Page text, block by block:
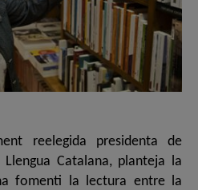
reelegida presidenta de
Llengua Catalana, planteja la
fomenti la lectura entre la